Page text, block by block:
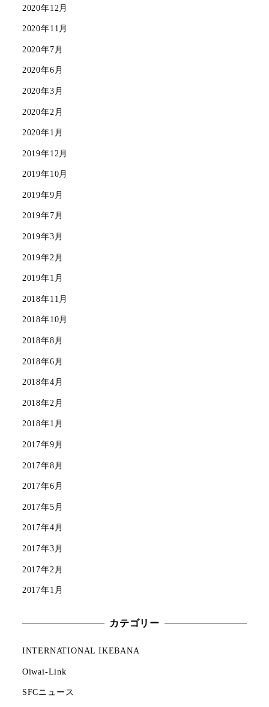
2020年12月
2020年11月
2020年7月
2020年6月
2020年3月
2020年2月
2020年1月
2019年12月
2019年10月
2019年9月
2019年7月
2019年3月
2019年2月
2019年1月
2018年11月
2018年10月
2018年8月
2018年6月
2018年4月
2018年2月
2018年1月
2017年9月
2017年8月
2017年6月
2017年5月
2017年4月
2017年3月
2017年2月
2017年1月
カテゴリー
INTERNATIONAL IKEBANA
Oiwai-Link
SFCニュース